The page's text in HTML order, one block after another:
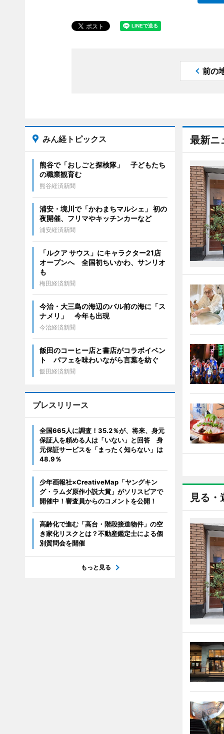
前の
最新ニ
見る・
みん経トピックス
熊谷で「おしごと探検隊」 子どもたち
の職業観育む
熊谷経済新聞
浦安・境川で「かわまちマルシェ」 初の
夜開催、フリマやキッチンカーなど
浦安経済新聞
「ルクア サウス」にキャラクター21店
オープンへ 全国初ちいかわ、サンリオ
も
梅田経済新聞
今治・大三島の海辺のバル前の海に「ス
ナメリ」 今年も出現
今治経済新聞
飯田のコーヒー店と書店がコラボイベン
ト パフェを味わいながら言葉を紡ぐ
飯田経済新聞
プレスリリース
全国665人に調査！35.2％が、将来、身元
保証人を頼める人は「いない」と回答 身
元保証サービスを「まったく知らない」は
48.9％
少年画報社×CreativeMap「ヤングキン
グ・ラムダ原作小説大賞」がソリスピアで
開催中！審査員からのコメントを公開！
高齢化で進む「高台・階段接道物件」の空
き家化リスクとは？不動産鑑定士による個
別質問会を開催
もっと見る